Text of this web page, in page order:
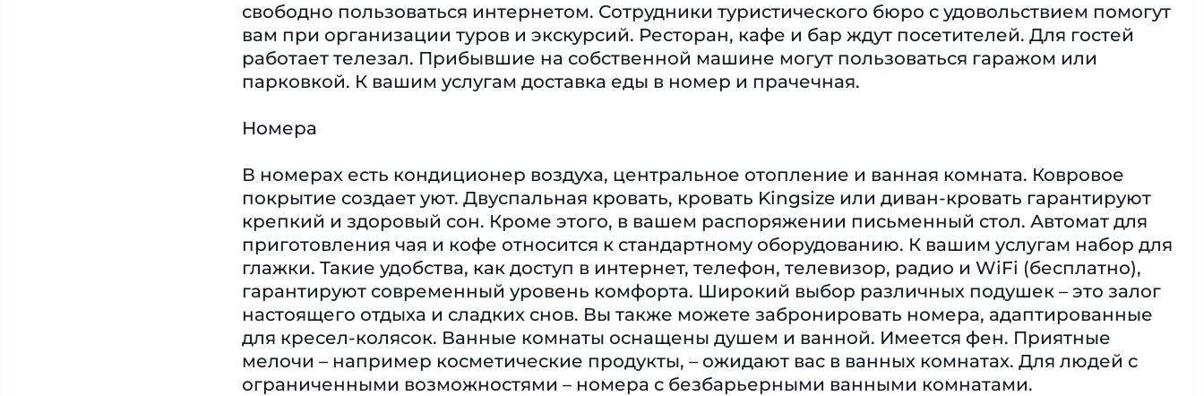
свободно пользоваться интернетом. Сотрудники туристического бюро с удовольствием помогут
вам при организации туров и экскурсий. Ресторан, кафе и бар ждут посетителей. Для гостей
работает телезал. Прибывшие на собственной машине могут пользоваться гаражом или
парковкой. К вашим услугам доставка еды в номер и прачечная.
Номера
В номерах есть кондиционер воздуха, центральное отопление и ванная комната. Ковровое
покрытие создает уют. Двуспальная кровать, кровать Kingsize или диван-кровать гарантируют
крепкий и здоровый сон. Кроме этого, в вашем распоряжении письменный стол. Автомат для
приготовления чая и кофе относится к стандартному оборудованию. К вашим услугам набор для
глажки. Такие удобства, как доступ в интернет, телефон, телевизор, радио и WiFi (бесплатно),
гарантируют современный уровень комфорта. Широкий выбор различных подушек – это залог
настоящего отдыха и сладких снов. Вы также можете забронировать номера, адаптированные
для кресел-колясок. Ванные комнаты оснащены душем и ванной. Имеется фен. Приятные
мелочи – например косметические продукты, – ожидают вас в ванных комнатах. Для людей с
ограниченными возможностями – номера с безбарьерными ванными комнатами.